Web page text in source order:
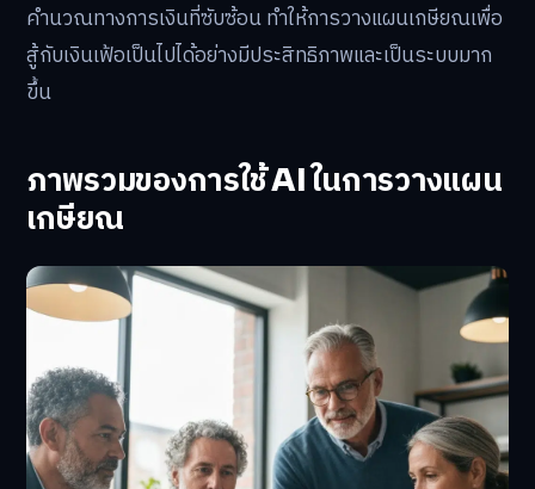
คำนวณทางการเงินที่ซับซ้อน ทำให้การวางแผนเกษียณเพื่อ
สู้กับเงินเฟ้อเป็นไปได้อย่างมีประสิทธิภาพและเป็นระบบมาก
ขึ้น
ภาพรวมของการใช้ AI ในการวางแผน
เกษียณ